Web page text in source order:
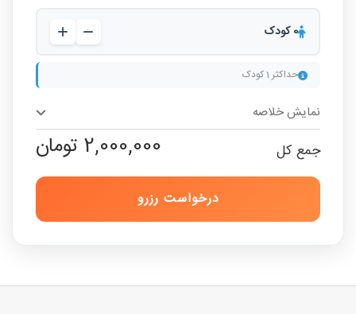
0کودک
حداکثر 1 کودک
نمایش خلاصه
جمع کل 2,000,000 تومان
درخواست رزرو